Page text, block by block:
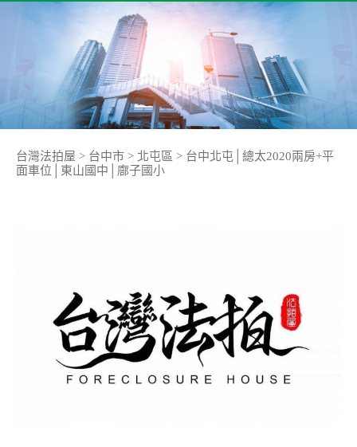
台灣法拍屋 > 台中市 > 北屯區 > 台中北屯│總太2020兩房+平
面車位│東山國中│廍子國小